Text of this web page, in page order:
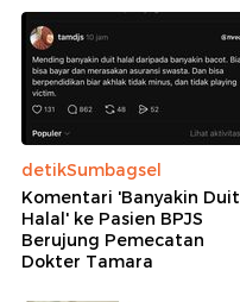
detikSumbagsel
Komentari 'Banyakin Duit
Halal' ke Pasien BPJS
Berujung Pemecatan
Dokter Tamara